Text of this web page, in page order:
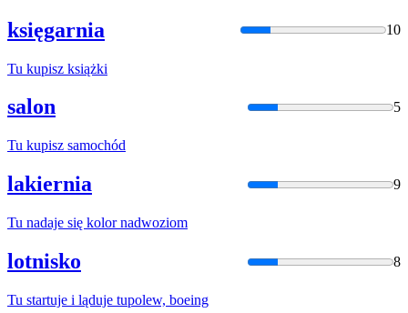
księgarnia 10
Tu kupisz książki
salon 5
Tu kupisz samochód
lakiernia 9
Tu nadaje się kolor nadwoziom
lotnisko 8
Tu startuje i ląduje tupolew, boeing